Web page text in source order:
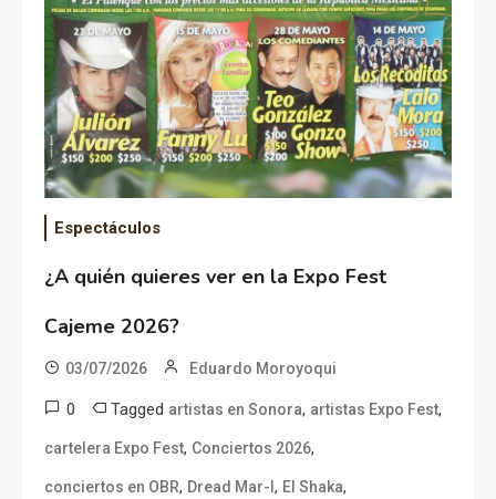
Espectáculos
¿A quién quieres ver en la Expo Fest
Cajeme 2026?
03/07/2026 Eduardo Moroyoqui
0 Tagged artistas en Sonora, artistas Expo Fest,
cartelera Expo Fest, Conciertos 2026,
conciertos en OBR, Dread Mar-I, El Shaka,